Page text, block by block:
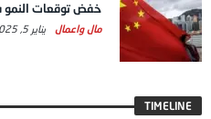
خفض توقعات النمو
مال واعمال يناير 5, 2025
TIMELINE